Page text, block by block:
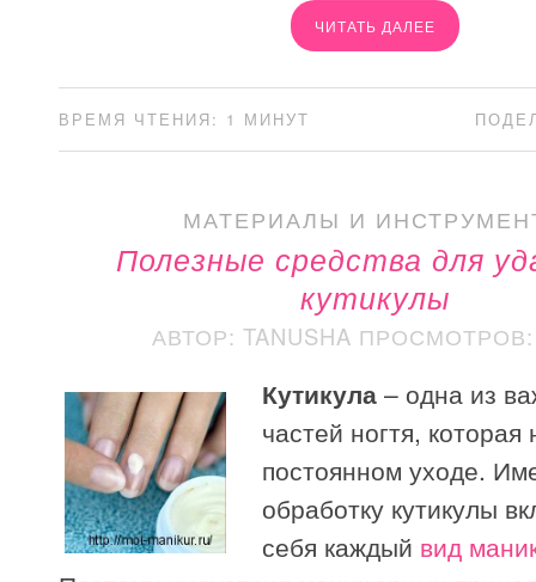
ЧИТАТЬ ДАЛЕЕ
ВРЕМЯ ЧТЕНИЯ: 1 МИНУТ
МАТЕРИАЛЫ И
Полезные средства для
кутикулы
АВТОР: TANUSHA ПРОСМОТРОВ:
Кутикула – одна из
частей ногтя, которая
постоянном уходе.
обработку кутикулы
себя каждый вид